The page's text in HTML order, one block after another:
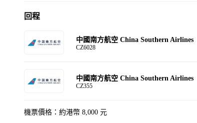
回程
中國南方航空 China Southern Airlines
CZ6028
中國南方航空 China Southern Airlines
CZ355
機票價格：約港幣 8,000 元